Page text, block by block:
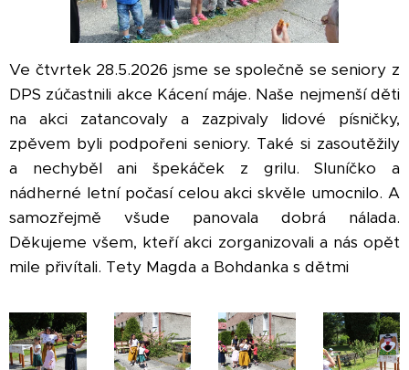
Ve čtvrtek 28.5.2026 jsme se společně se seniory z
DPS zúčastnili akce Kácení máje. Naše nejmenší děti
na akci zatancovaly a zazpivaly lidové písničky,
zpěvem byli podpořeni seniory. Také si zasoutěžily
a nechyběl ani špekáček z grilu. Sluníčko a
nádherné letní počasí celou akci skvěle umocnilo. A
samozřejmě všude panovala dobrá nálada.
Děkujeme všem, kteří akci zorganizovali a nás opět
mile přivítali. Tety Magda a Bohdanka s dětmi